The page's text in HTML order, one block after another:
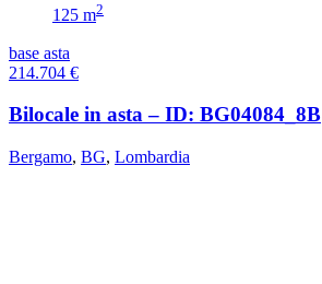
125 m2
base asta
214.704 €
Bilocale in asta – ID: BG04084_8B
Bergamo, BG, Lombardia